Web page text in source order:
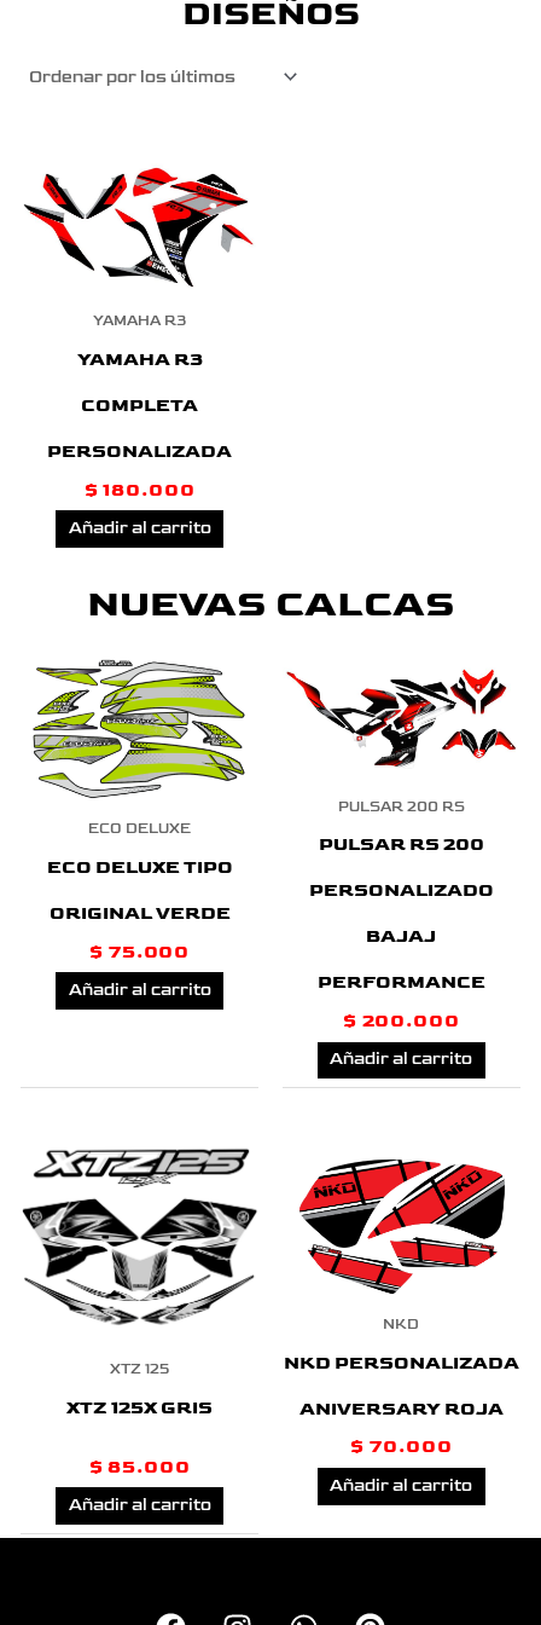
DISEÑOS
YAMAHA R3
YAMAHA R3
COMPLETA
PERSONALIZADA
$ 180.000
Añadir al carrito
NUEVAS CALCAS
ECO DELUXE
ECO DELUXE TIPO
ORIGINAL VERDE
$ 75.000
Añadir al carrito
PULSAR 200 RS
PULSAR RS 200
PERSONALIZADO
BAJAJ
PERFORMANCE
$ 200.000
Añadir al carrito
XTZ 125
XTZ 125X GRIS
$ 85.000
Añadir al carrito
NKD
NKD PERSONALIZADA
ANIVERSARY ROJA
$ 70.000
Añadir al carrito